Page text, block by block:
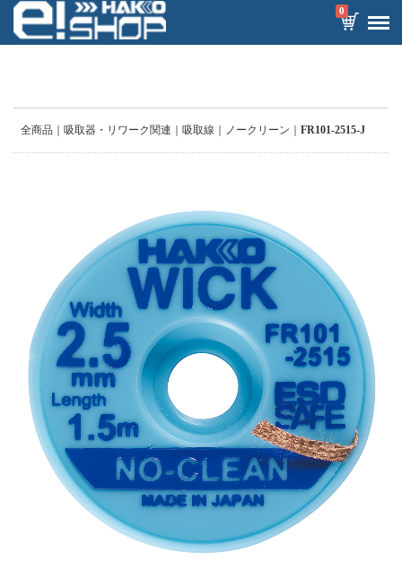
0
全商品 吸取器・リワーク関連 吸取線 ノークリーン FR101-2515-J